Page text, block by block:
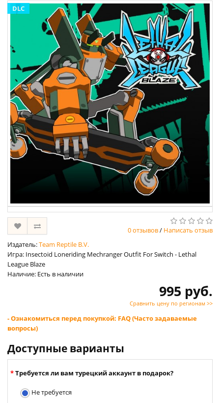
DLC
0 отзывов/ Написать отзыв
Издатель:Team Reptile B.V.
Игра: Insectoid Loneriding Mechranger Outfit For Switch - Lethal
League Blaze
Наличие: Есть в наличии
995 руб.
Сравнить цену по регионам >>
- Ознакомиться перед покупкой: FAQ (Часто задаваемые
вопросы)
Доступные варианты
Требуется ли вам турецкий аккаунт в подарок?
Не требуется